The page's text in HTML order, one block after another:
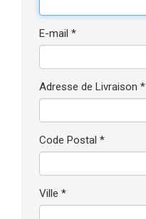
E-mail *
Adresse de Livraison *
Code Postal *
Ville *